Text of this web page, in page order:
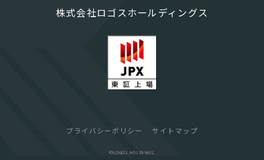
株式会社ロゴスホールディングス
プライバシーポリシー サイトマップ
©︎LOGOS HOLDINGS.